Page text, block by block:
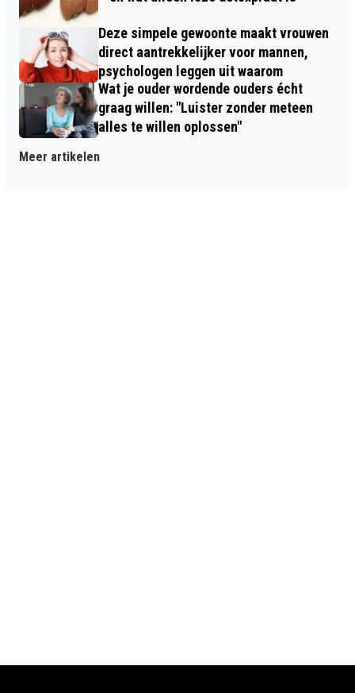
Deze simpele gewoonte maakt vrouwen
direct aantrekkelijker voor mannen,
psychologen leggen uit waarom
Wat je ouder wordende ouders écht
graag willen: "Luister zonder meteen
alles te willen oplossen"
Meer artikelen